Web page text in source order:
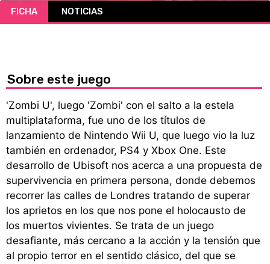
FICHA NOTICIAS
Sobre este juego
'Zombi U', luego 'Zombi' con el salto a la estela
multiplataforma, fue uno de los títulos de
lanzamiento de Nintendo Wii U, que luego vio la luz
también en ordenador, PS4 y Xbox One. Este
desarrollo de Ubisoft nos acerca a una propuesta de
supervivencia en primera persona, donde debemos
recorrer las calles de Londres tratando de superar
los aprietos en los que nos pone el holocausto de
los muertos vivientes. Se trata de un juego
desafiante, más cercano a la acción y la tensión que
al propio terror en el sentido clásico, del que se